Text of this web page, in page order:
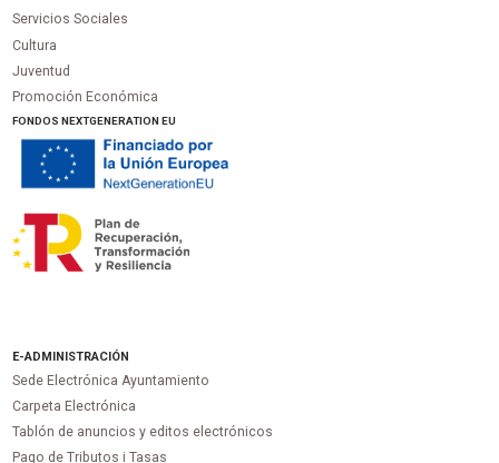
Servicios Sociales
Cultura
Juventud
Promoción Económica
FONDOS NEXTGENERATION EU
E-ADMINISTRACIÓN
Sede Electrónica Ayuntamiento
Carpeta Electrónica
Tablón de anuncios y editos electrónicos
Pago de Tributos i Tasas